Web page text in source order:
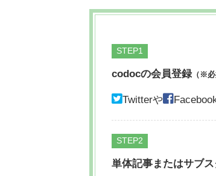
STEP
codocの会員登録（※必
Twitterや
STEP
単体記事またはサブ